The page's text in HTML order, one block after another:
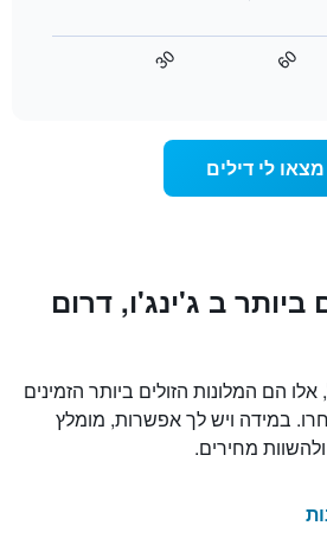
60
30
מצאו לי דילים
ביותר ב ג'ינג'ו, דרום
הם המלונות הזולים ביותר הזמינים
במידה ויש לך אפשרות, מומלץ
מחירים.